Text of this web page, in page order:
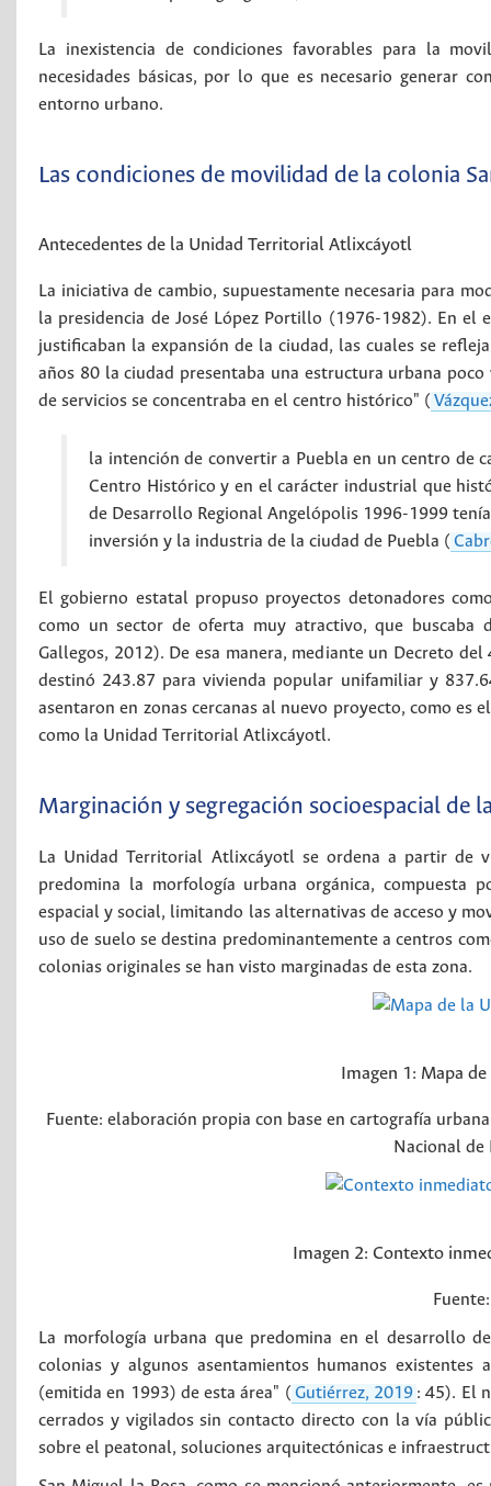
La inexistencia de condiciones favorables para la
necesidades básicas, por lo que es necesario generar
entorno urbano.
Las condiciones de movilidad de la colonia
Antecedentes de la Unidad Territorial Atlixcáyotl
La iniciativa de cambio, supuestamente necesaria para
la presidencia de José López Portillo (1976-1982). En el
justificaban la expansión de la ciudad, las cuales se
años 80 la ciudad presentaba una estructura urbana
de servicios se concentraba en el centro histórico" (
la intención de convertir a Puebla en un centro de
Centro Histórico y en el carácter industrial que
de Desarrollo Regional Angelópolis 1996-1999
inversión y la industria de la ciudad de Puebla (
El gobierno estatal propuso proyectos detonadores
como un sector de oferta muy atractivo, que buscaba
Gallegos, 2012). De esa manera, mediante un Decreto
destinó 243.87 para vivienda popular unifamiliar y
asentaron en zonas cercanas al nuevo proyecto, como es
como la Unidad Territorial Atlixcáyotl.
Marginación y segregación socioespacial de
La Unidad Territorial Atlixcáyotl se ordena a partir de
predomina la morfología urbana orgánica, compuesta
espacial y social, limitando las alternativas de acceso y
uso de suelo se destina predominantemente a centros
colonias originales se han visto marginadas de esta zona.
Imagen 1: Mapa
Fuente: elaboración propia con base en cartografía
Nacional
Imagen 2: Contexto
La morfología urbana que predomina en el desarrollo
colonias y algunos asentamientos humanos
(emitida en 1993) de esta área" ( Gutiérrez, 2019 : 45). El
cerrados y vigilados sin contacto directo con la vía
sobre el peatonal, soluciones arquitectónicas e